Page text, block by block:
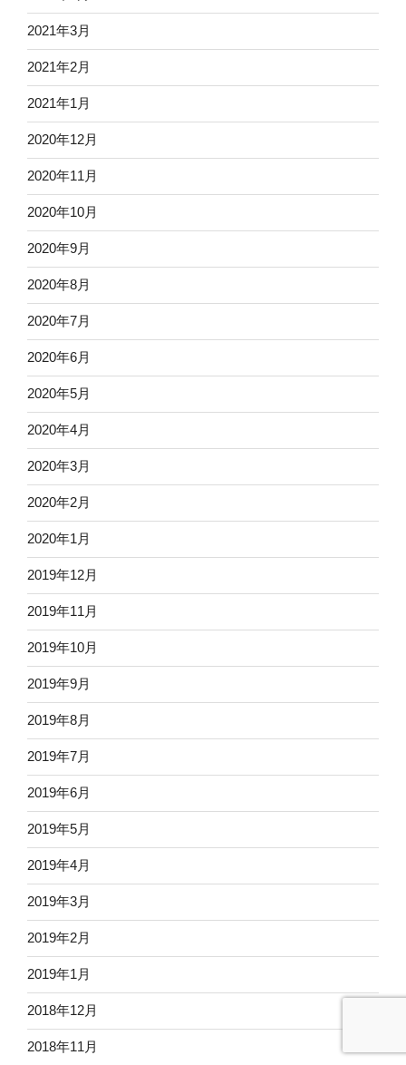
2021年3月
2021年2月
2021年1月
2020年12月
2020年11月
2020年10月
2020年9月
2020年8月
2020年7月
2020年6月
2020年5月
2020年4月
2020年3月
2020年2月
2020年1月
2019年12月
2019年11月
2019年10月
2019年9月
2019年8月
2019年7月
2019年6月
2019年5月
2019年4月
2019年3月
2019年2月
2019年1月
2018年12月
2018年11月